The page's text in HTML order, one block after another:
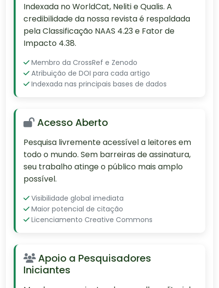
Indexada no WorldCat, Neliti e Qualis. A
credibilidade da nossa revista é respaldada
pela Classificação NAAS 4.23 e Fator de
Impacto 4.38.
Membro da CrossRef e Zenodo
Atribuição de DOI para cada artigo
Indexada nas principais bases de dados
Acesso Aberto
Pesquisa livremente acessível a leitores em
todo o mundo. Sem barreiras de assinatura,
seu trabalho atinge o público mais amplo
possível.
Visibilidade global imediata
Maior potencial de citação
Licenciamento Creative Commons
Apoio a Pesquisadores
Iniciantes